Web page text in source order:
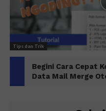
Tips dan Trik
Begini Cara Cepat
Data Mail Merge